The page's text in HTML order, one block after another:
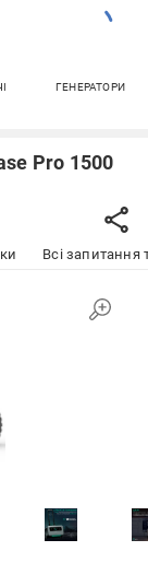
ГЕНЕРАТОРИ
Pro 1500
Всі запитання